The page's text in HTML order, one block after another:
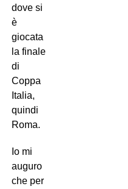
dove si
è
giocata
la finale
di
Coppa
Italia,
quindi
Roma.
Io mi
auguro
che per